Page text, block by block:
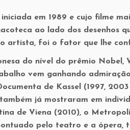
iniciada em 1989 e cujo filme
ao lado dos desenhos
artista, foi o fator que lhe
do nível do prêmio
vem ganhando
de Kassel (1997,
também já mostraram em
de Viena (2010), o
pelo teatro e a ópera,